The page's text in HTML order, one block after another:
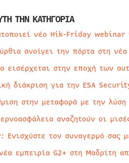
ΤΗΝ ΚΑΤΗΓΟΡΙΑ
νέο Hik-Friday webinar
ανοίγει την πόρτα στη
εισέρχεται στην εποχή των
διάκριση για την ESA
στην μεταφορά με την
αναζητούν οι
τον συναγερμό σας με
εμπειρία G2+ στη Μαδρίτη